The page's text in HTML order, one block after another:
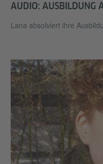
AUDIO: AUSBILDUNG
Lana absolviert ihre